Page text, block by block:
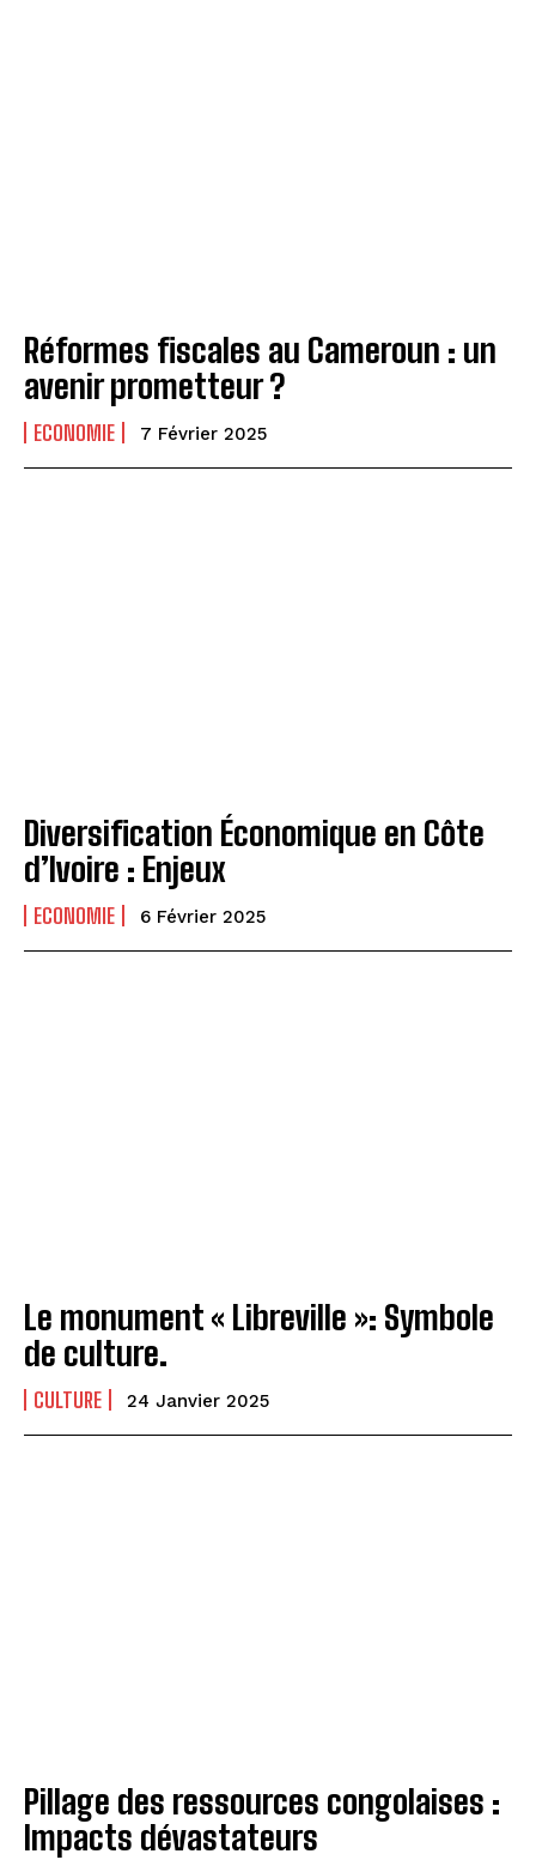
Réformes fiscales au Cameroun : un
avenir prometteur ?
ECONOMIE 7 Février 2025
Diversification Économique en Côte
d’Ivoire : Enjeux
ECONOMIE 6 Février 2025
Le monument « Libreville »: Symbole
de culture.
CULTURE 24 Janvier 2025
Pillage des ressources congolaises :
Impacts dévastateurs